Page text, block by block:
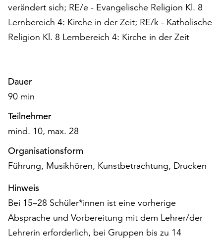
Weitere
Informationen
finden
unserer
oder
dem
Impressum
.
verändert sich; RE/e - Evangelische Religion Kl. 8
Lernbereich 4: Kirche in der Zeit; RE/k - Katholische
Religion Kl. 8 Lernbereich 4: Kirche in der Zeit
Dauer
90 min
Teilnehmer
mind. 10, max. 28
Organisationsform
Führung, Musikhören, Kunstbetrachtung, Drucken
Hinweis
Bei 15–28 Schüler*innen ist eine vorherige
Absprache und Vorbereitung mit dem Lehrer/der
Lehrerin erforderlich, bei Gruppen bis zu 14